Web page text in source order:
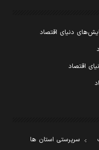
دنیای اقتصاد
اقتصاد
سرپرستی استان ها